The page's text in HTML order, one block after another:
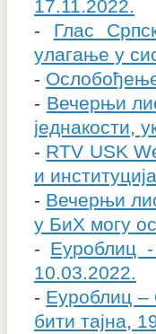
17.11.2022.
- Глас
улагање у
-
- Вечерњи
једнакости,
- RTV USK
и
- Вечерњи
у БиХ могу
- Еуроблиц
10.03.2022.
- Еуроблиц –
бити тајна,